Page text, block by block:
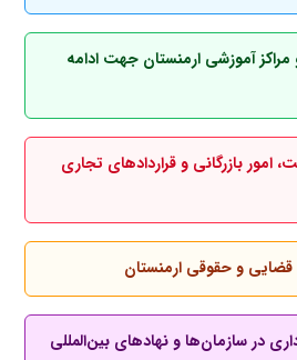
مراکز آموزشی ارمنستان جهت ادامه
امور بازرگانی و قراردادهای تجاری
قضایی و حقوقی ارمنستان
در سازمان‌ها و نهادهای بین‌المللی